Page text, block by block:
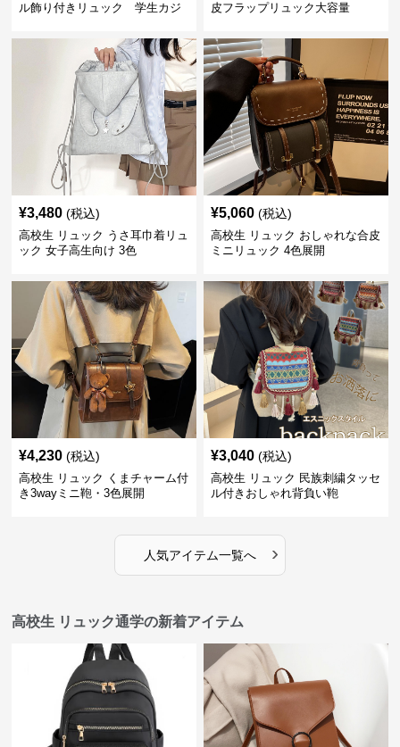
ル飾り付きリュック 学生カジ
皮フラップリュック大容量
¥3,480 (税込)
高校生 リュック うさ耳巾着リュ
ック 女子高生向け 3色
¥5,060 (税込)
高校生 リュック おしゃれな合皮
ミニリュック 4色展開
¥4,230 (税込)
高校生 リュック くまチャーム付
き3wayミニ鞄・3色展開
¥3,040 (税込)
高校生 リュック 民族刺繍タッセ
ル付きおしゃれ背負い鞄
人気アイテム一覧へ ›
高校生 リュック通学の新着アイテム